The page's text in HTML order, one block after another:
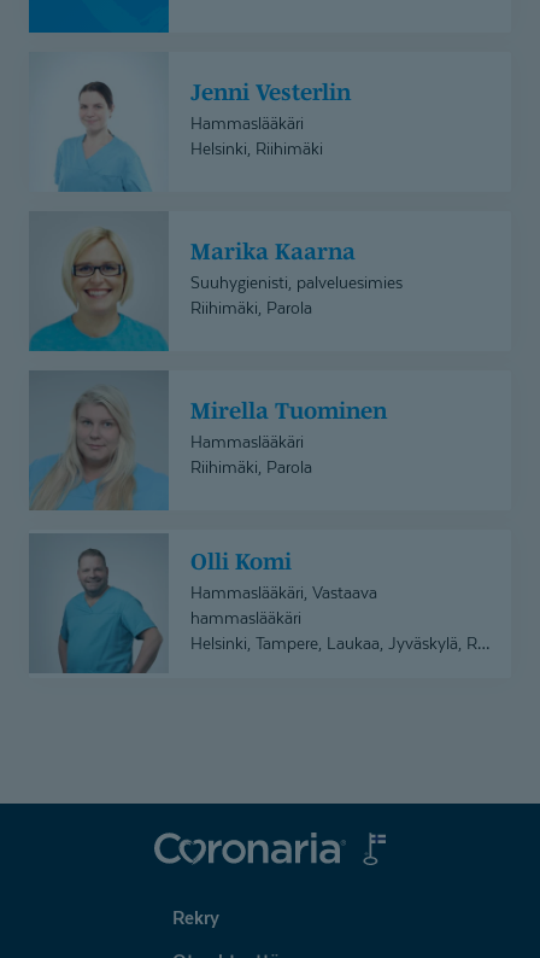
Vesterlin
Jenni Vesterlin
Hammaslääkäri
Helsinki, Riihimäki
Kaarna
Marika Kaarna
Suuhygienisti, palveluesimies
Riihimäki, Parola
Tuominen
Mirella Tuominen
Hammaslääkäri
Riihimäki, Parola
Olli Komi
Hammaslääkäri, Vastaava
hammaslääkäri
Helsinki, Tampere, Laukaa, Jyväskylä, Riihimäki
Coronaria
Rekry